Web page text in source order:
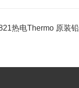
热电Thermo 原装铅